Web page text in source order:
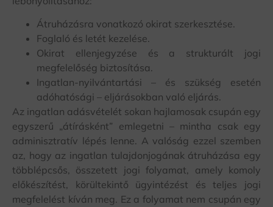
Átruházásra vonatkozó okirat szerkesztése.
Foglaló és letét kezelése.
Okirat ellenjegyzése és a strukturált jogi
megfelelőség biztosítása.
Ingatlan-nyilvántartási – és szükség esetén
adóhatósági – eljárásokban való eljárás.
Az ingatlan adásvételét sokan hajlamosak csupán egy
egyszerű „átírásként” emlegetni – mintha csak egy
adminisztratív lépés lenne. A valóság ezzel szemben
az, hogy az ingatlan tulajdonjogának átruházása egy
többlépcsős, összetett jogi folyamat, amely komoly
előkészítést, körültekintő ügyintézést és teljes jogi
megfelelést kíván meg. Ez a folyamat nem csupán egy